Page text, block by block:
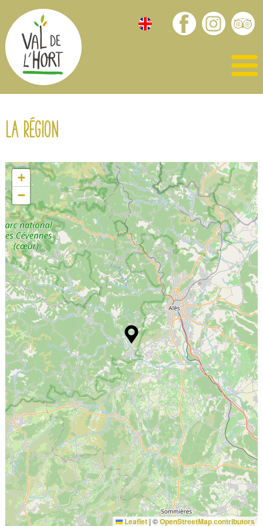
La région
+
−
Leaflet | ©OpenStreetMap contributors